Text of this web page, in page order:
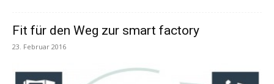
Fit für den Weg zur smart factory
23. Februar 2016